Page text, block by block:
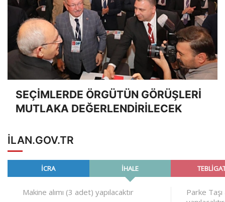
SEÇİMLERDE ÖRGÜTÜN GÖRÜŞLERİ
MUTLAKA DEĞERLENDİRİLECEK
ILAN.GOV.TR